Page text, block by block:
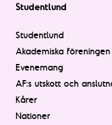
Studentlund
Studentlund
Akademiska föreningen
Evenemang
AF:s utskott och
Kårer
Nationer